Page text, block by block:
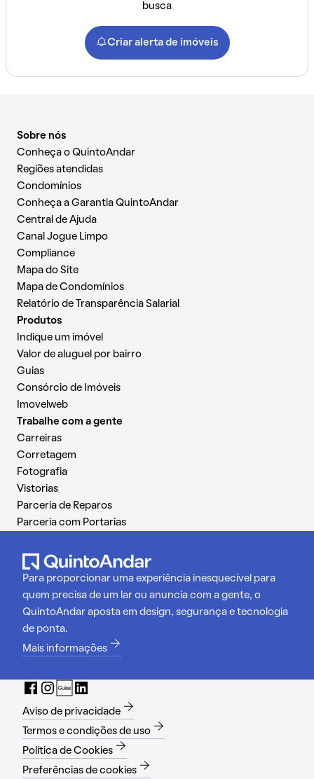
busca
Criar alerta de imóveis
Sobre nós
Conheça o QuintoAndar
Regiões atendidas
Condomínios
Conheça a Garantia QuintoAndar
Central de Ajuda
Canal Jogue Limpo
Compliance
Mapa do Site
Mapa de Condomínios
Relatório de Transparência Salarial
Produtos
Indique um imóvel
Valor de aluguel por bairro
Guias
Consórcio de Imóveis
Imovelweb
Trabalhe com a gente
Carreiras
Corretagem
Fotografia
Vistorias
Parceria de Reparos
Parceria com Portarias
Para proporcionar uma experiência inesquecível para
quem precisa de um lar ou anuncia com a gente, o
QuintoAndar aposta em design, segurança e tecnologia
de ponta.
Mais informações
Aviso de privacidade
Termos e condições de uso
Política de Cookies
Preferências de cookies